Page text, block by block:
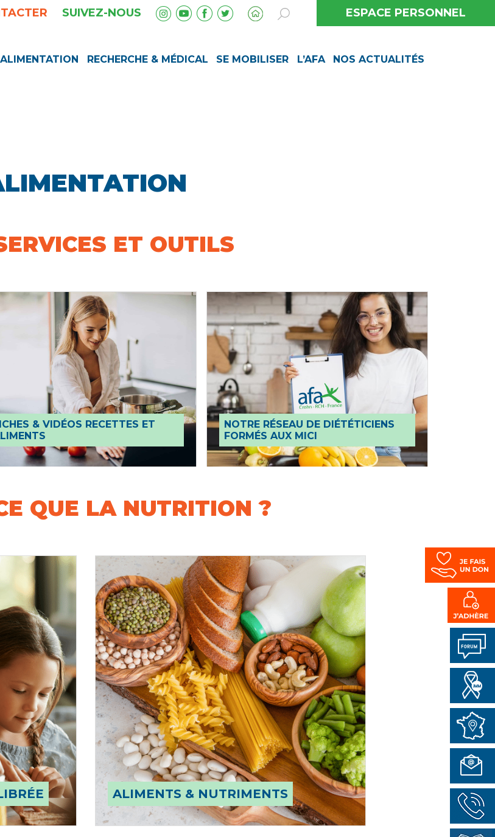
SUIVEZ-NOUS ESPACE PERSONNEL
ALIMENTATION RECHERCHE & MÉDICAL SE MOBILISER L’AFA NOS ACTUALITÉS
ET OUTILS
& VIDÉOS RECETTES ET
NOTRE RÉSEAU DE DIÉTÉTICIENS
FORMÉS AUX MICI
QUE LA NUTRITION ?
ALIMENTS & NUTRIMENTS